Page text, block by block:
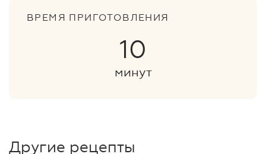
ВРЕМЯ ПРИГОТОВЛЕНИЯ
10
минут
Другие рецепты